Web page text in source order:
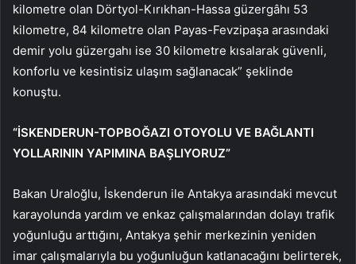
kilometre olan Dörtyol-Kırıkhan-Hassa güzergâhı 53
kilometre, 84 kilometre olan Payas-Fevzipaşa arasındaki
demir yolu güzergahı ise 30 kilometre kısalarak güvenli,
konforlu ve kesintisiz ulaşım sağlanacak” şeklinde
konuştu.
“İSKENDERUN-TOPBOĞAZI OTOYOLU VE BAĞLANTI
YOLLARININ YAPIMINA BAŞLIYORUZ”
Bakan Uraloğlu, İskenderun ile Antakya arasındaki mevcut
karayolunda yardım ve enkaz çalışmalarından dolayı trafik
yoğunluğu arttığını, Antakya şehir merkezinin yeniden
imar çalışmalarıyla bu yoğunluğun katlanacağını belirterek,